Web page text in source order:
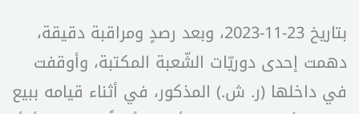
بتاريخ 23-11-2023، وبعد رصدٍ ومراقبة دقيقة،
دهمت إحدى دوريّات الشّعبة المكتبة، وأوقفت
في داخلها (ر. ش.) المذكور، في أثناء قيامه ببيع